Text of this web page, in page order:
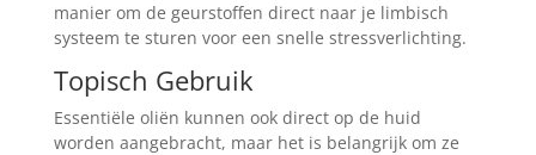
manier om de geurstoffen direct naar je limbisch
systeem te sturen voor een snelle stressverlichting.
Topisch Gebruik
Essentiële oliën kunnen ook direct op de huid
worden aangebracht, maar het is belangrijk om ze